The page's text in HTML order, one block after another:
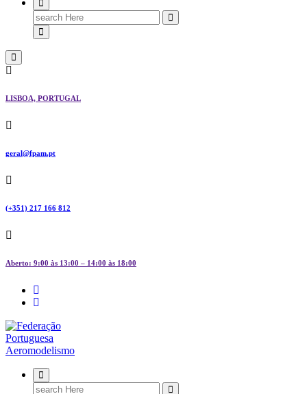
Search
for:
LISBOA, PORTUGAL
geral@fpam.pt
(+351) 217 166 812
Aberto: 9:00 às 13:00 – 14:00 às 18:00
FPAM
Search